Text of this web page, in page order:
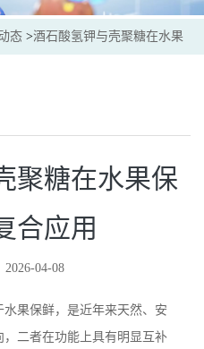
态 >酒石酸氢钾与壳聚糖在水果
聚糖在水果保
合应用
04-08
果保鲜，是近年来天然、安
二者在功能上具有明显互补